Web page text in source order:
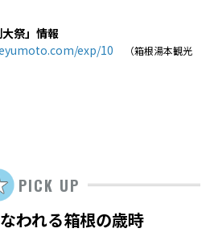
祭」情報
exp/10
（箱根湯本観光
PICK UP
われる箱根の歳時